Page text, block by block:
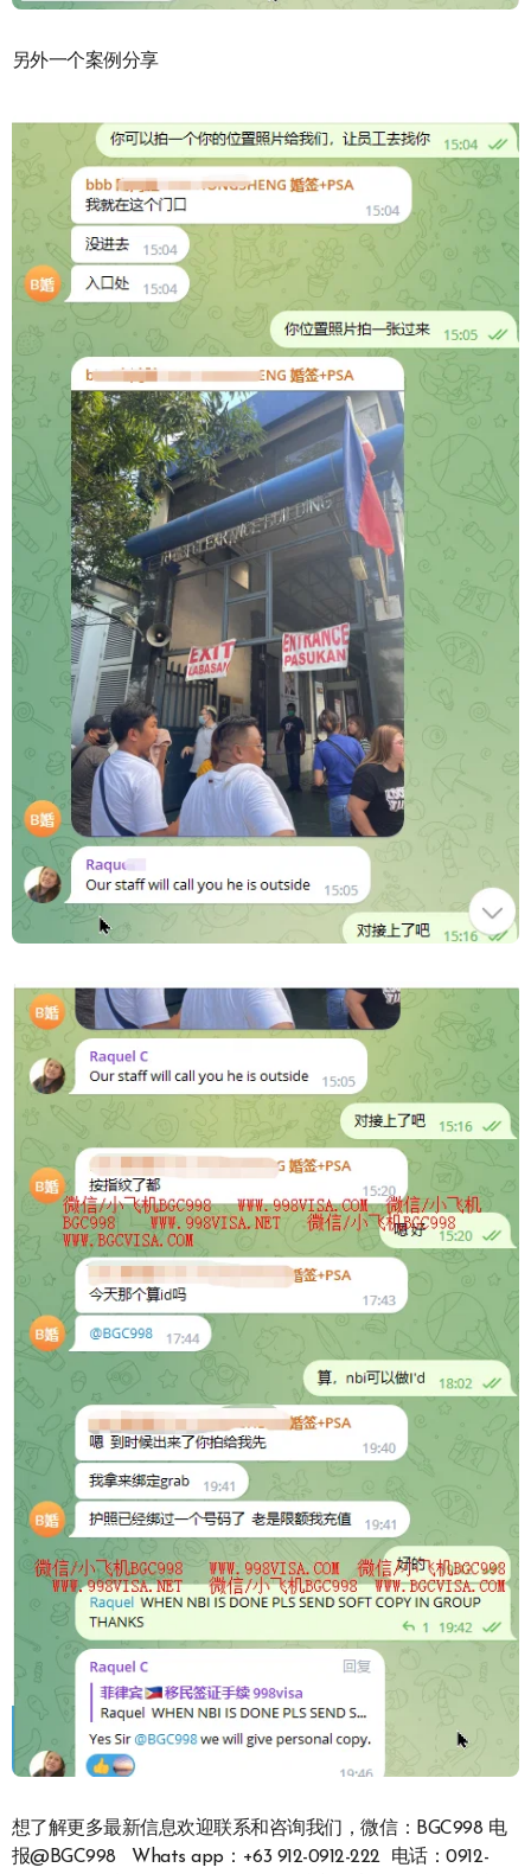
另外一个案例分享
想了解更多最新信息欢迎联系和咨询我们，微信：BGC998 电
报@BGC998 Whats app：+63 912-0912-222 电话：0912-